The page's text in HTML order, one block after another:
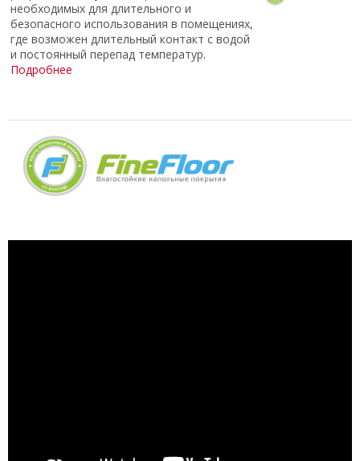
необходимых для длительного и
безопасного использования в помещениях,
где возможен длительный контакт с водой
и постоянный перепад температур.
Подробнее